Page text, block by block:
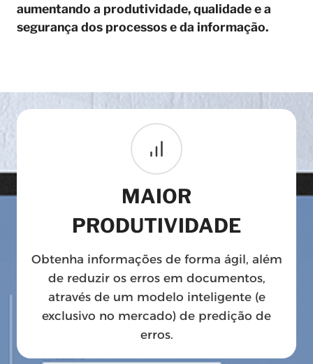
aumentando a produtividade, qualidade e a
segurança dos processos e da informação.
MAIOR
PRODUTIVIDADE
Obtenha informações de forma ágil, além
de reduzir os erros em documentos,
através de um modelo inteligente (e
exclusivo no mercado) de predição de
erros.